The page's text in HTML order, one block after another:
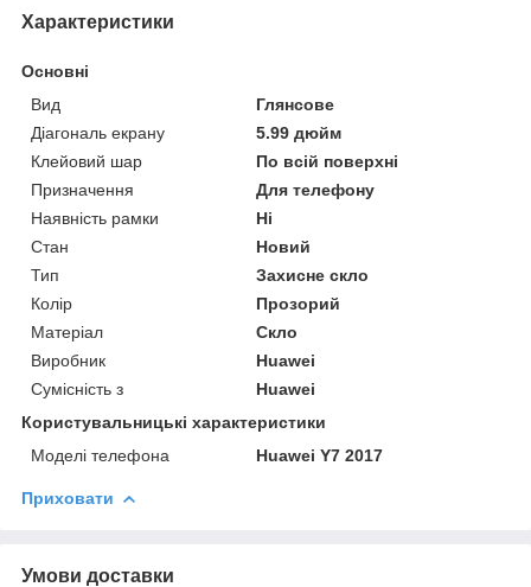
Характеристики
Основні
Вид
Глянсове
Діагональ екрану
5.99 дюйм
Клейовий шар
По всій поверхні
Призначення
Для телефону
Наявність рамки
Ні
Стан
Новий
Тип
Захисне скло
Колір
Прозорий
Матеріал
Скло
Виробник
Huawei
Сумісність з
Huawei
Користувальницькі характеристики
Моделі телефона
Huawei Y7 2017
Приховати
Умови доставки